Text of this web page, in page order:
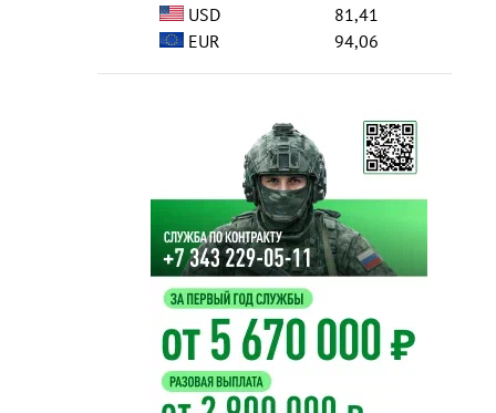
USD
81,41
EUR
94,06